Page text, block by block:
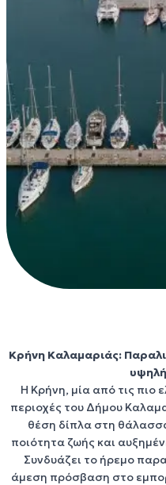
Δείτε τα Ακίνητα
Κρήνη Καλαμαριάς:
Η Κρήνη, μία από τις πιο
περιοχές του Δήμου
θέση δίπλα στη
ποιότητα ζωής και
Συνδυάζει το ήρεμο
άμεση πρόσβαση στο